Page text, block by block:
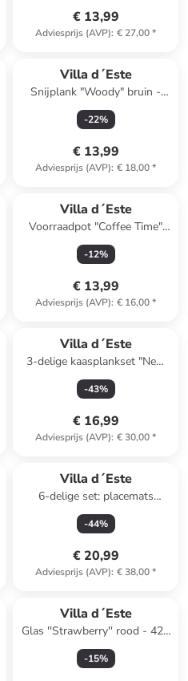
€ 13,99
Adviesprijs (AVP): € 27,00*
Villa d´Este
Snijplank "Woody" bruin -
(L)32 x (B)20 cm
-22%
€ 13,99
Adviesprijs (AVP): € 18,00*
Villa d´Este
Voorraadpot "Coffee Time"
wit/lichtbruin - 750 ml
-12%
€ 13,99
Adviesprijs (AVP): € 16,00*
Villa d´Este
3-delige kaasplankset "New
Acquerello" lichtbruin/lichtroze
- (B)14 x (H)41 cm
-43%
€ 16,99
Adviesprijs (AVP): € 30,00*
Villa d´Este
6-delige set: placemats
naturel/wit - Ø 38 cm
-44%
€ 20,99
Adviesprijs (AVP): € 38,00*
Villa d´Este
Glas ''Strawberry'' rood - 420
ml
-15%